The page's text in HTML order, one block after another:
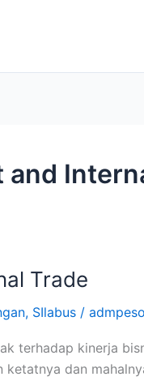
Trade
, SIlabus /
terhadap kinerja
dan